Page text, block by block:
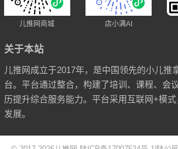
儿推网商城 店小满AI
关于本站
儿推网成立于2017年，是中国领先的小儿推
台。平台通过整合，构建了培训、课程、会
历提升综合服务能力。平台采用互联网+模
发展。